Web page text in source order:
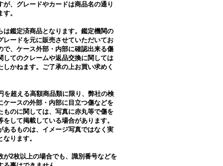
が、グレードやカードは商品名の通り
。
は鑑定済商品となります。鑑定機関の
レードを元に販売させていただいてお
で、ケース外部・内部に確認出来る傷
してのクレームや返品交換に関しては
しかねます。ご了承の上お買い求めく
を超える高額商品類に限り、弊社の検
ケースの外部・内部に目立つ傷などを
ものに関しては、写真に赤丸等で傷を
をして掲載している場合があります。
あるものは、イメージ写真ではなく実
なります。
が2枚以上の場合でも、識別番号などを